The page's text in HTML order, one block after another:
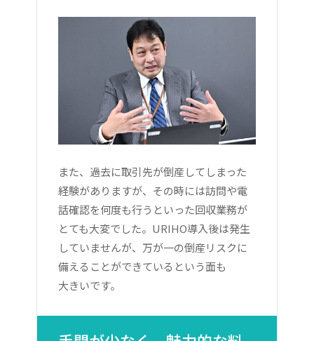
また、過去に取引先が倒産してしまった
経験がありますが、その時には訪問や電
話確認を何度も行うといった回収業務が
とても大変でした。URIHO導入後は発生
していませんが、万が一の倒産リスクに
備えることができているという面も
大きいです。